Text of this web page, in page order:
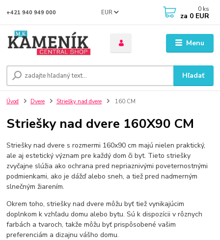
Menu
EUR
Hľadať
+421 940 949 000 0 ks
za 0 EUR
Úvod Dvere Striešky nad dvere 160 CM
Striešky nad dvere 160X90 CM
Striešky nad dvere s rozmermi 160x90 cm majú nielen praktický,
ale aj estetický význam pre každý dom či byt. Tieto striešky
zvyčajne slúžia ako ochrana pred nepriaznivými poveternostnými
podmienkami, ako je dážď alebo sneh, a tiež pred nadmerným
slnečným žiarením.
Okrem toho, striešky nad dvere môžu byť tiež vynikajúcim
doplnkom k vzhľadu domu alebo bytu. Sú k dispozícii v rôznych
farbách a tvaroch, takže môžu byť prispôsobené vašim
preferenciám a dizajnu vášho domu.